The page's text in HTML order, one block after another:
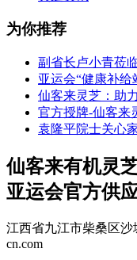
为你推荐
副省长卢小青莅
亚运会“健康补
仙客来灵芝：助
官方授牌-仙客来
袁隆平院士关心
仙客来有机灵
亚运会官方供
江西省九江市柴桑区沙
cn.com